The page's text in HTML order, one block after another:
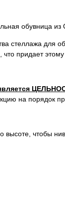
обувница
стеллажа для
придает
на порядок
высоте, чтобы